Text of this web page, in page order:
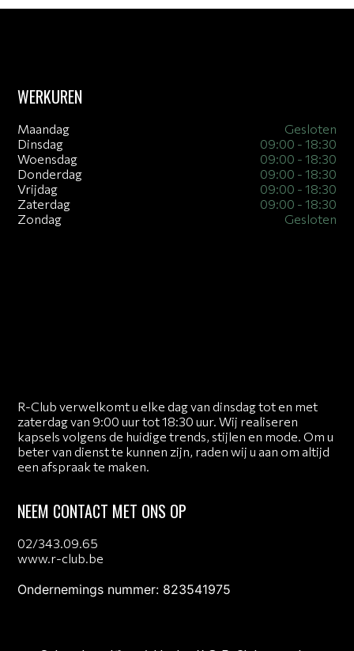
WERKUREN
Maandag
Gesloten
Dinsdag
09:00 - 18:30
Woensdag
09:00 - 18:30
Donderdag
09:00 - 18:30
Vrijdag
09:00 - 18:30
Zaterdag
09:00 - 18:30
Zondag
Gesloten
R-Club verwelkomt u elke dag van dinsdag tot en met
zaterdag van 9:00 uur tot 18:30 uur. Wij realiseren
kapsels volgens de huidige trends, stijlen en mode. Om u
beter van dienst te kunnen zijn, raden wij u aan om altijd
een afspraak te maken.
NEEM CONTACT MET ONS OP
02/343.09.65
www.r-club.be
Ondernemings nummer: 823541975